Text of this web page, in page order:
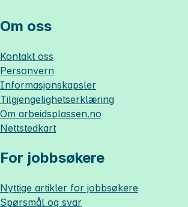
Om oss
Kontakt oss
Personvern
Informasjonskapsler
Tilgjengelighetserklæring
Om arbeidsplassen.no
Nettstedkart
For jobbsøkere
Nyttige artikler for jobbsøkere
Spørsmål og svar